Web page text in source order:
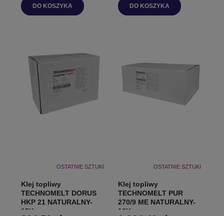
DO KOSZYKA DO KOSZYKA
OSTATNIE SZTUKI
Klej topliwy
TECHNOMELT DORUS
HKP 21 NATURALNY-
15Kg
OSTATNIE SZTUKI
Klej topliwy
TECHNOMELT PUR
270/9 ME NATURALNY-
16Kg